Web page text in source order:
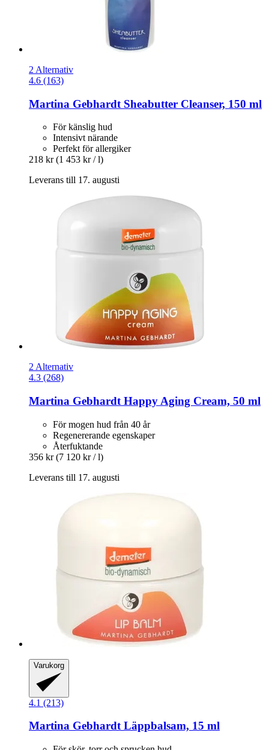
2 Alternativ
4.6 (163)
Martina Gebhardt Sheabutter Cleanser, 150 ml
För känslig hud
Intensivt närande
Perfekt för allergiker
218 kr (1 453 kr / l)
Leverans till 17. augusti
2 Alternativ
4.3 (268)
Martina Gebhardt Happy Aging Cream, 50 ml
För mogen hud från 40 år
Regenererande egenskaper
Återfuktande
356 kr (7 120 kr / l)
Leverans till 17. augusti
Varukorg
4.1 (213)
Martina GebhardtLäppbalsam, 15 ml